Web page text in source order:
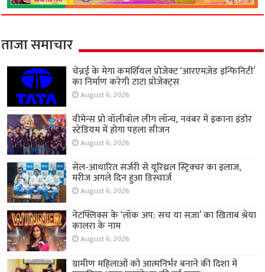
ताजा समाचार
चेन्नई के मेगा कमर्शियल प्रोजेक्ट ‘आरएमज़ेड इन्फिनिटी’
का निर्माण करेगी टाटा प्रोजेक्ट्स
August 6, 2026
वीमेन्स प्रो वॉलीबॉल लीग लॉन्च, नवंबर में इकाना इंडोर
स्टेडियम में होगा पहला सीजन
August 6, 2026
सेल-आधारित सर्जरी से यूरिथ्रल स्ट्रिक्चर का इलाज,
मरीज अगले दिन हुआ डिस्चार्ज
August 6, 2026
नेटफ्लिक्स के ‘लॉक अप: सच या सज़ा’ का खिताब श्रेया
कालरा के नाम
August 6, 2026
ग्रामीण महिलाओं को आत्मनिर्भर बनाने की दिशा में